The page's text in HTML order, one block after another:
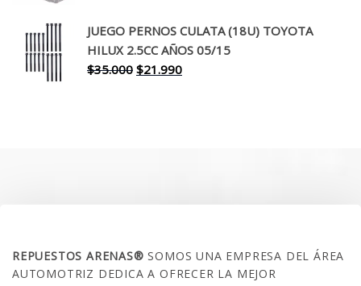
original
era:
$30.000.
actual
es:
$17.990.
JUEGO PERNOS CULATA (18U) TOYOTA
HILUX 2.5CC AÑOS 05/15
$35.000 El
$21.990El
REPUESTOS ARENAS®SOMOS UNA EMPRESA DEL ÁREA
AUTOMOTRIZ DEDICA A OFRECER LA MEJOR